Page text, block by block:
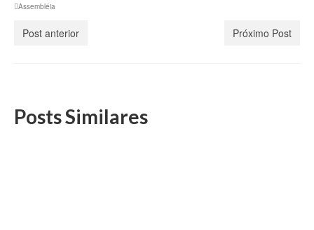
Assembléia
Post anterior Próximo Post
Posts Similares